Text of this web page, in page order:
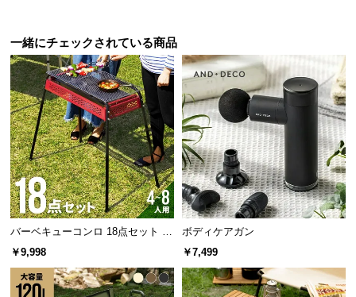
ン
セ
ル
に
つ
い
て
保
証
に
つ
い
て
一緒にチェックされている商品
バーベキューコンロ 18点セット 高
さ調節可能
￥9,998
ボディケアガン
￥7,499